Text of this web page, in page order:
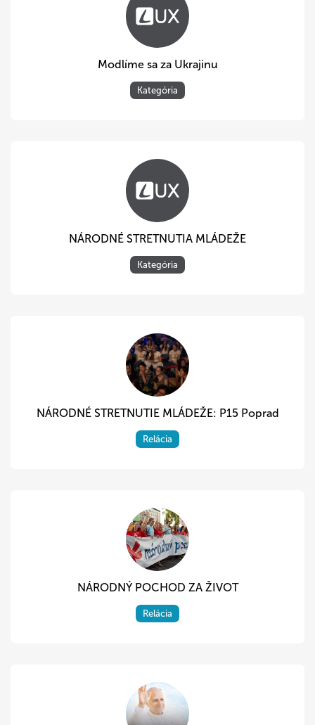
Modlíme sa za Ukrajinu
Kategória
NÁRODNÉ STRETNUTIA MLÁDEŽE
Kategória
NÁRODNÉ STRETNUTIE MLÁDEŽE: P15 Poprad
Relácia
NÁRODNÝ POCHOD ZA ŽIVOT
Relácia